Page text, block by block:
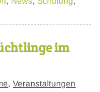
im
,Veranstaltungen